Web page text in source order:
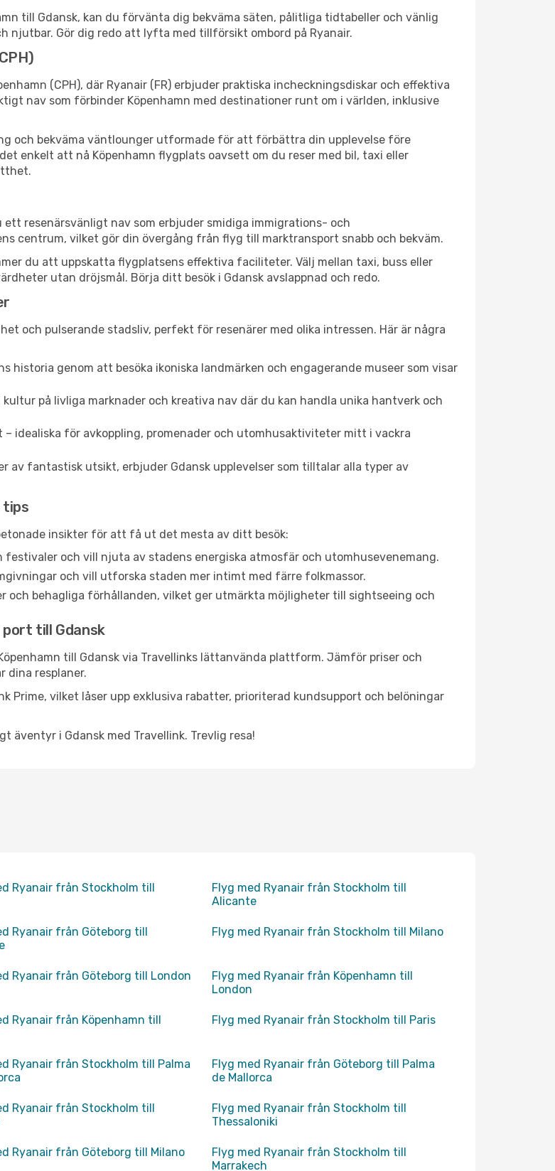
till Gdansk, kan du förvänta dig bekväma säten, pålitliga tidtabeller och vänlig
Gör dig redo att lyfta med tillförsikt ombord på Ryanair.
(CPH), där Ryanair (FR) erbjuder praktiska incheckningsdiskar och effektiva
nav som förbinder Köpenhamn med destinationer runt om i världen, inklusive
och bekväma väntlounger utformade för att förbättra din upplevelse före
enkelt att nå Köpenhamn flygplats oavsett om du reser med bil, taxi eller
resenärsvänligt nav som erbjuder smidiga immigrations- och
centrum, vilket gör din övergång från flyg till marktransport snabb och bekväm.
du att uppskatta flygplatsens effektiva faciliteter. Välj mellan taxi, buss eller
utan dröjsmål. Börja ditt besök i Gdansk avslappnad och redo.
och pulserande stadsliv, perfekt för resenärer med olika intressen. Här är några
historia genom att besöka ikoniska landmärken och engagerande museer som visar
på livliga marknader och kreativa nav där du kan handla unika hantverk och
– idealiska för avkoppling, promenader och utomhusaktiviteter mitt i vackra
av fantastisk utsikt, erbjuder Gdansk upplevelser som tilltalar alla typer av
tips
insikter för att få ut det mesta av ditt besök:
och vill njuta av stadens energiska atmosfär och utomhusevenemang.
och vill utforska staden mer intimt med färre folkmassor.
och behagliga förhållanden, vilket ger utmärkta möjligheter till sightseeing och
port till Gdansk
till Gdansk via Travellinks lättanvända plattform. Jämför priser och
dina resplaner.
Prime, vilket låser upp exklusiva rabatter, prioriterad kundsupport och belöningar
äventyr i Gdansk med Travellink. Trevlig resa!
Ryanair från Stockholm till
Flyg med Ryanair från Stockholm till
Alicante
Ryanair från Göteborg till
Flyg med Ryanair från Stockholm till Milano
Ryanair från Göteborg till London
Flyg med Ryanair från Köpenhamn till
London
Ryanair från Köpenhamn till
Flyg med Ryanair från Stockholm till Paris
Ryanair från Stockholm till Palma
Flyg med Ryanair från Göteborg till Palma
de Mallorca
Ryanair från Stockholm till
Flyg med Ryanair från Stockholm till
Thessaloniki
Ryanair från Göteborg till Milano
Flyg med Ryanair från Stockholm till
Marrakech